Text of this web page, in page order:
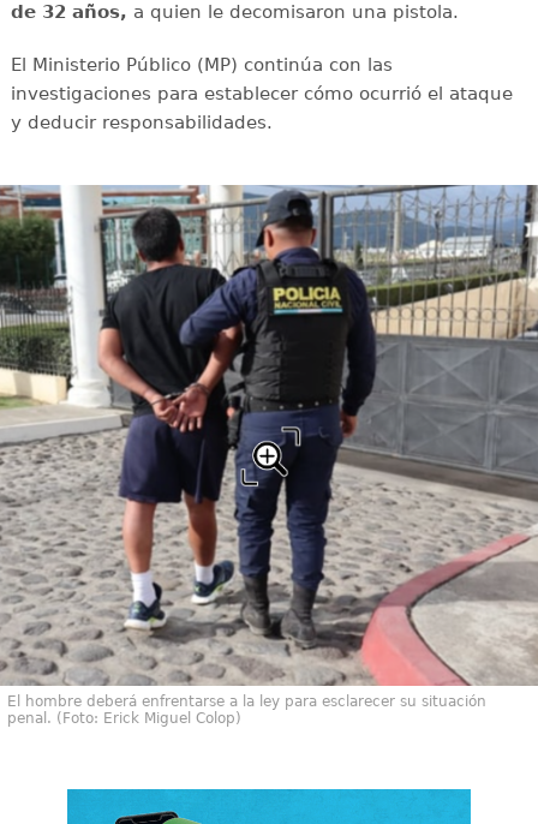
de 32 años, a quien le decomisaron una pistola.
El Ministerio Público (MP) continúa con las
investigaciones para establecer cómo ocurrió el ataque
y deducir responsabilidades.
El hombre deberá enfrentarse a la ley para esclarecer su situación
penal. (Foto: Erick Miguel Colop)